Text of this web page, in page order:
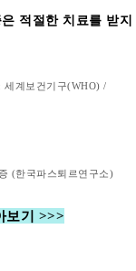
적절한 치료를 받지
:세계보건기구(WHO) /
(한국파스퇴르연구소)
보기 >>>